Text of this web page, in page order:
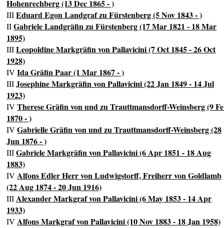
Hohenrechberg (13 Dec 1865 - )
IIIEduard Egon Landgraf zu Fürstenberg (5 Nov 1843 - )
IIGabriele Landgräfin zu Fürstenberg (17 Mar 1821 - 18 Mar
1895)
IIILeopoldine Markgräfin von Pallavicini (7 Oct 1845 - 26 Oct
1928)
IVIda Gräfin Paar (1 Mar 1867 - )
IIIJosephine Markgräfin von Pallavicini (22 Jan 1849 - 14 Jul
1923)
IVTherese Gräfin von und zu Trauttmansdorff-Weinsberg (9
1870 - )
IVGabrielle Gräfin von und zu Trauttmansdorff-Weinsberg (28
Jun 1876 - )
IIIGabriele Markgräfin von Pallavicini (6 Apr 1851 - 18 Aug
1883)
IVAlfons Edler Herr von Ludwigstorff, Freiherr von Goldlamb
(22 Aug 1874 - 20 Jun 1916)
IIIAlexander Markgraf von Pallavicini (6 May 1853 - 14 Apr
1933)
IVAlfons Markgraf von Pallavicini (10 Nov 1883 - 18 Jan 1958)